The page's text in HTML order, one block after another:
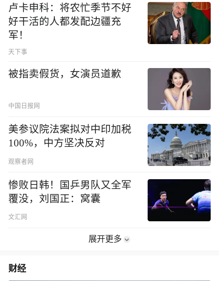
卢卡申科：将农忙季节不好
好干活的人都发配边疆充
军！
天下事
被指卖假货，女演员道歉
中国日报网
美参议院法案拟对中印加税
100%，中方坚决反对
观察者网
惨败日韩！国乒男队又全军
覆没，刘国正：窝囊
文汇网
展开更多
财经